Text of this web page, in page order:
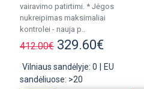
vairavimo patirtimi. * Jėgos
nukreipimas maksimaliai
kontrolei - nauja p..
412.00€ 329.60€
Vilniaus sandėlyje: 0
EU
sandėliuose: >20